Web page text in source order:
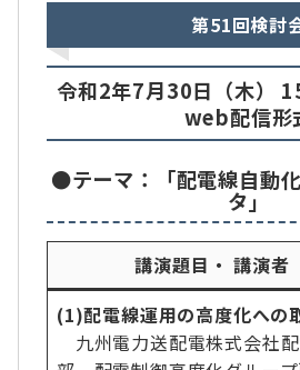
第51回検討
令和2年7月30日（木）
web配信形
●テーマ：「配電線自動
タ」
講演題目・ 講演者
(1)配電線運用の高度化への
九州電力送配電株式会社